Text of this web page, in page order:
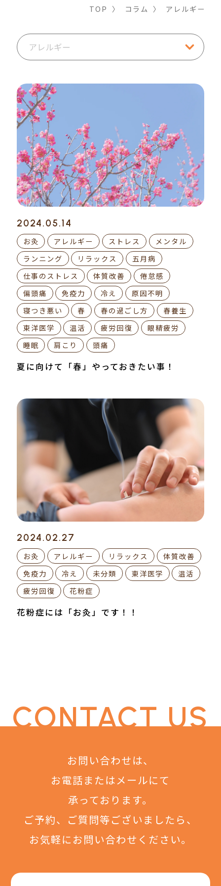
TOP 〉 コラム 〉 アレルギー
2024.05.14
お灸 アレルギー ストレス
メンタル
ランニング
リラックス
五月病
仕事のストレス
体質改善
倦怠感
偏頭痛
免疫力 冷え
原因不明
寝つき悪い
春 春の過ごし方
春養生
東洋医学
温活 疲労回復
眼精疲労
睡眠
肩こり 頭痛
夏に向けて「春」やっておきたい事！
2024.02.27
お灸 アレルギー リラックス
体質改善
免疫力
冷え 未分類 東洋医学
温活
疲労回復
花粉症
花粉症には「お灸」です！！
CONTACT US
お問い合わせは、
お電話またはメールにて
承っております。
ご予約、ご質問等ございましたら、
お気軽にお問い合わせください。